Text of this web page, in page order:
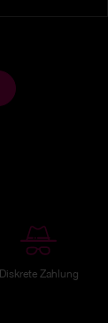
Diskrete Zahlung